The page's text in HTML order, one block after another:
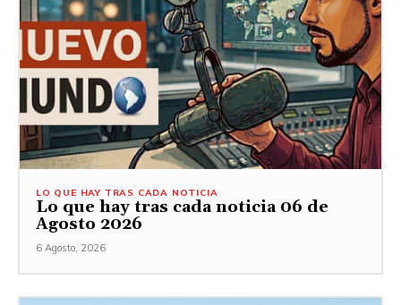
LO QUE HAY TRAS CADA NOTICIA
Lo que hay tras cada noticia 06 de
Agosto 2026
6 Agosto, 2026